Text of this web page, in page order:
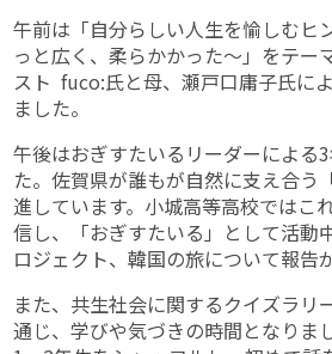
午前は「自分らしい人生を愉しむヒ
っと広く、柔らかかった〜」をテー
スト fuco:氏と母、瀬戸口庸子氏に
ました。
午後はおぎすたいるリーダーによる
た。佐賀県が誰もが自然に支え合う
進しています。小城高等高校ではこ
信し、「おぎすたいる」として活動
ロジェクト、韓国の旅について報告
また、共生社会に関するクイズラリ
通じ、学びや気づきの時間となりま